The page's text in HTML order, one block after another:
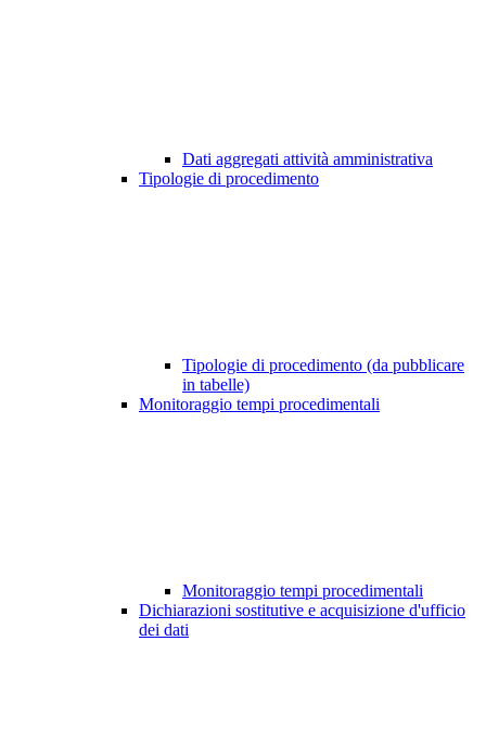
Dati aggregati attività amministrativa
Tipologie di procedimento
Tipologie di procedimento (da pubblicare
in tabelle)
Monitoraggio tempi procedimentali
Monitoraggio tempi procedimentali
Dichiarazioni sostitutive e acquisizione d'ufficio
dei dati